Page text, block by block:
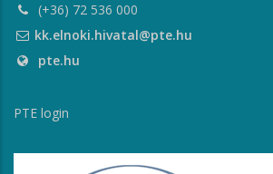
(+36) 72 536 000
kk.elnoki.hivatal@pte.hu
pte.hu
PTE login